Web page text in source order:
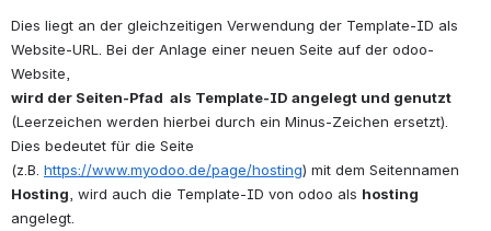
Dies liegt an der gleichzeitigen Verwendung der Template-ID als
Website-URL. Bei der Anlage einer neuen Seite auf der odoo-
Website,
wird der Seiten-Pfad als Template-ID angelegt und genutzt
(Leerzeichen werden hierbei durch ein Minus-Zeichen ersetzt).
Dies bedeutet für die Seite
(z.B. https://www.myodoo.de/page/hosting
Hosting , wird auch die Template-ID von odoo als hosting
angelegt.